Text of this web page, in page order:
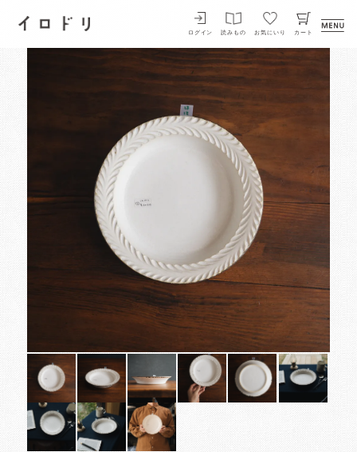
イロドリ
ログイン 読みもの お気にいり カート